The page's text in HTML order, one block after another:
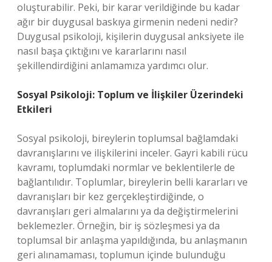
oluşturabilir. Peki, bir karar verildiğinde bu kadar
ağır bir duygusal baskıya girmenin nedeni nedir?
Duygusal psikoloji, kişilerin duygusal anksiyete ile
nasıl başa çıktığını ve kararlarını nasıl
şekillendirdiğini anlamamıza yardımcı olur.
Sosyal Psikoloji: Toplum ve İlişkiler Üzerindeki
Etkileri
Sosyal psikoloji, bireylerin toplumsal bağlamdaki
davranışlarını ve ilişkilerini inceler. Gayri kabili rücu
kavramı, toplumdaki normlar ve beklentilerle de
bağlantılıdır. Toplumlar, bireylerin belli kararları ve
davranışları bir kez gerçekleştirdiğinde, o
davranışları geri almalarını ya da değiştirmelerini
beklemezler. Örneğin, bir iş sözleşmesi ya da
toplumsal bir anlaşma yapıldığında, bu anlaşmanın
geri alınamaması, toplumun içinde bulunduğu